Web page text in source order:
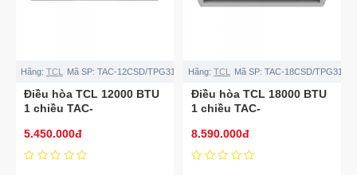
Hãng: TCL Mã SP: TAC-12CSD/TPG31
Điều hòa TCL 12000 BTU
1 chiều TAC-
5.450.000đ
Hãng: TCL Mã SP: TAC-18CSD/TPG31
Điều hòa TCL 18000 BTU
1 chiều TAC-
8.590.000đ